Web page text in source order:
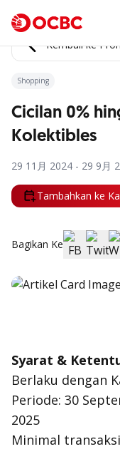
Kembali ke
Shopping
Cicilan 0%
Kolektibles
29 11月 2024 - 29 9月
Tambahkan ke
Bagikan Ke
Syarat &
Berlaku dengan
Periode: 30
2025
Minimal